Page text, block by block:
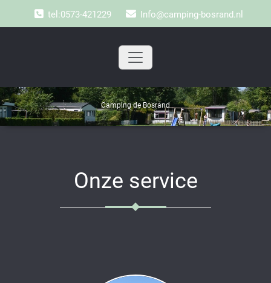
inhoud
tel:0573-421229 Info@camping-bosrand.nl
Camping de Bosrand
Onze service